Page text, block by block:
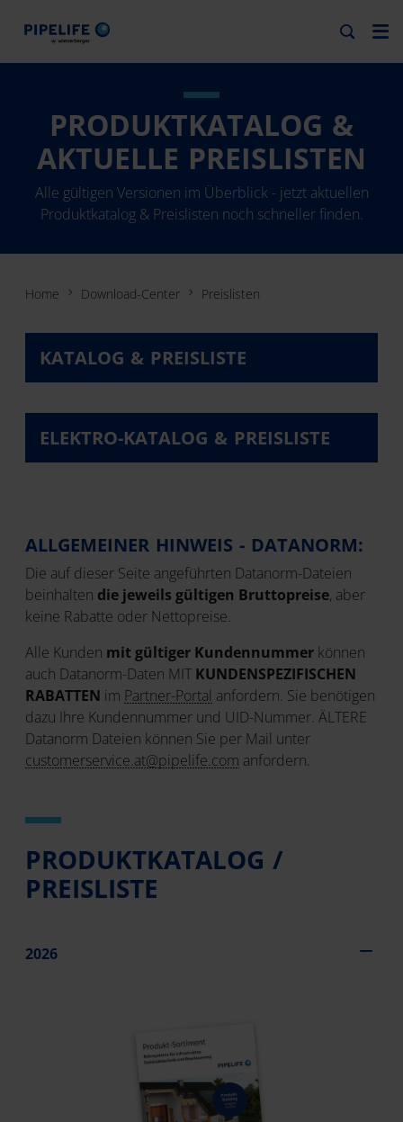
PRODUKTKATALOG &
AKTUELLE PREISLISTEN
Alle gültigen Versionen im Überblick - jetzt aktuellen
Produktkatalog & Preislisten noch schneller finden.
Home Download-Center Preislisten
KATALOG & PREISLISTE
ELEKTRO-KATALOG & PREISLISTE
ALLGEMEINER HINWEIS - DATANORM:
Die auf dieser Seite angeführten Datanorm-Dateien
beinhalten die jeweils gültigen Bruttopreise, aber
keine Rabatte oder Nettopreise.
Alle Kunden mit gültiger Kundennummer können
auch Datanorm-Daten MIT KUNDENSPEZIFISCHEN
RABATTEN im Partner-Portal anfordern. Sie benötigen
dazu Ihre Kundennummer und UID-Nummer. ÄLTERE
Datanorm Dateien können Sie per Mail unter
customerservice.at@pipelife.com anfordern.
PRODUKTKATALOG /
PREISLISTE
2026